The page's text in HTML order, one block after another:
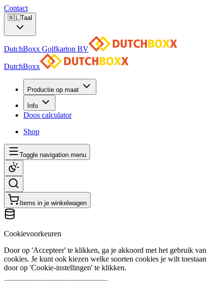
Contact
🇳🇱Taal
DutchBoxx Golfkarton BV
DutchBoxx
Productie op maat
Info
Doos calculator
Shop
Toggle navigation menu
Items in je winkelwagen
Cookievoorkeuren
Door op 'Accepteer' te klikken, ga je akkoord met het gebruik van
cookies. Je kunt ook kiezen welke soorten cookies je wilt toestaan
door op 'Cookie-instellingen' te klikken.